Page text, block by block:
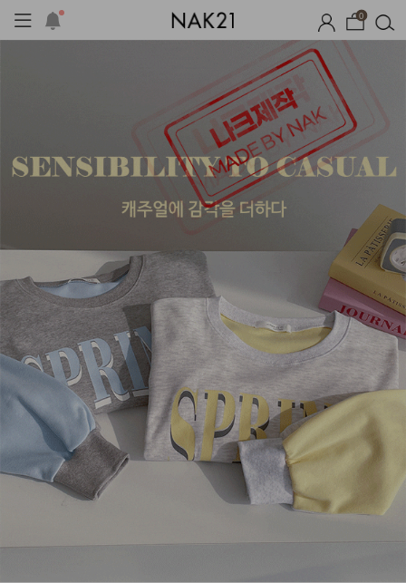
0
작 여름 잠옷 장마템 기획전 오늘출발 시즌